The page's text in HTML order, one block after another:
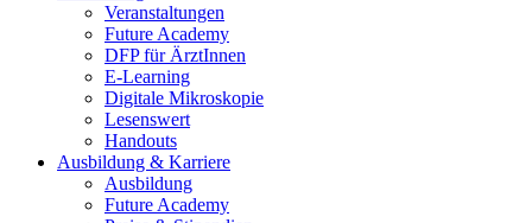
Veranstaltungen
Future Academy
DFP für ÄrztInnen
E-Learning
Digitale Mikroskopie
Lesenswert
Handouts
Ausbildung & Karriere
Ausbildung
Future Academy